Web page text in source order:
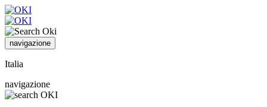
navigazione
Italia
navigazione